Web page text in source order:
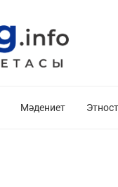
Мәдениет